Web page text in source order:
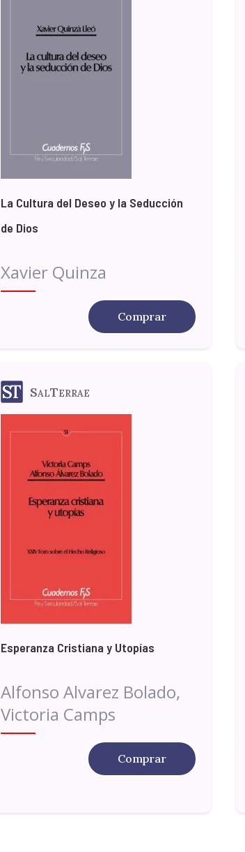
La Cultura del Deseo y la Seducción
de Dios
Xavier Quinza
Comprar
SalTerrae
Esperanza Cristiana y Utopías
Alfonso Alvarez Bolado,
Victoria Camps
Comprar